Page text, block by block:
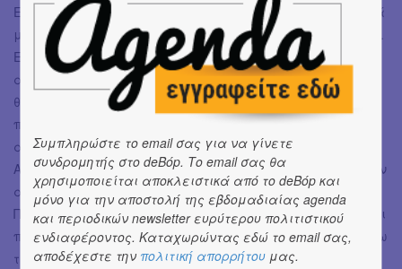
Είμαστε μικροκαμωμένες κι έχουμε μεγάλα εκφραστικά
μάτια. Μας αρέσει να πιάνουμε τα μαλλιά μας κοτσίδα.
Είμαστε πάντα με τις 5-6 κολλητές μας και ποτέ μ’
αγόρια. Αν μας προσέξετε και αρχίσετε να μας κοιτάτε,
θα σας κοιτάξουμε κι εμείς. Τρεφόμαστε από την
προσοχή σας. Όταν έχουμε τραφεί αρκετά, θα
αποχωρήσουμε - εντελώς ξαφνικά κι απροειδοποίητα.
Αλλά θα μας ξαναδείτε. Και θα μας ξαναδείτε. Ποτέ μην
αποπειραθείτε να μας πλησιάσετε – είναι αδύνατον.
Ποτέ μην περιμένετε κάτι από εμάς – τα χέρια μας είναι
πάντα άδεια. Εσείς απλώς θα μας δίνετε ενέργεια μέσω
της προσοχής σας ώστε να συνεχίσουμε να υπάρχουμε,
Συμπληρώστε το email σας για να γίνετε
συνδρομητής στο deBόp. Το email σας θα
χρησιμοποιείται αποκλειστικά από το deBόp και
μόνο για την αποστολή της εβδομαδιαίας agenda
και περιοδικών newsletter ευρύτερου πολιτιστικού
ενδιαφέροντος. Καταχωρώντας εδώ το email σας,
αποδέχεστε την πολιτική απορρήτου μας.